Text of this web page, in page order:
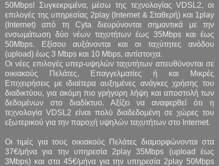
50Mbps! Συγκεκριμένα, μέσω της τεχνολογίας VDSL2, οι
επιλογές της υπηρεσίας 2play (Internet & Σταθερή) και 1play
(Internet) από τη Cyta διευρύνονται σημαντικά με την
ενσωμάτωση δύο νέων ταχυτήτων έως 35Mbps και έως
50Mbps. Εξίσου αυξάνονται και οι ταχύτητες ανόδου
(upload) έως 3 Mbps και 10 Mbps, αντίστοιχα.
Οι νέες επιλογές υπερ-υψηλών ταχυτήτων απευθύνονται σε
οικιακούς Πελάτες, Επαγγελματίες ή και Μικρές
Επιχειρήσεις με ιδιαίτερα αυξημένες ανάγκες χρήσης του
διαδικτύου, για ακόμη πιο γρήγορη λήψη και αποστολή των
δεδομένων στο διαδίκτυο. Αξίζει να αναφερθεί ότι η
τεχνολογία VDSL2 είναι πολύ διαδεδομένη σε χώρες του
εξωτερικού για την παροχή υψηλών ταχυτήτων στο Internet.
Οι τιμές για τους οικιακούς Πελάτες διαμορφώνονται στα
37€/μήνα για την υπηρεσία 2play 35Mbps (upload έως
3Mbps) και στα 45€/μήνα για την υπηρεσία 2play 50Mbps